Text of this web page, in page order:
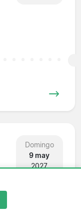
Domingo
9 may
2027